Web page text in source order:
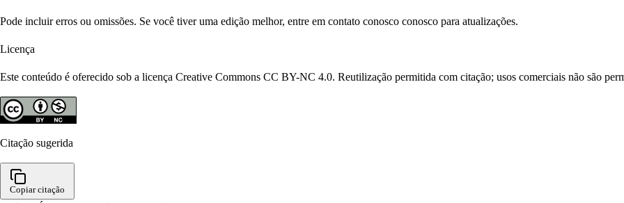
Pode incluir erros ou omissões. Se você tiver uma edição melhor, entre em contato conosco conosco para atualizações.
Licença
Este conteúdo é oferecido sob a licença Creative Commons CC BY-NC 4.0. Reutilização permitida com citação; usos comerciais não são
Citação sugerida
Copiar citação